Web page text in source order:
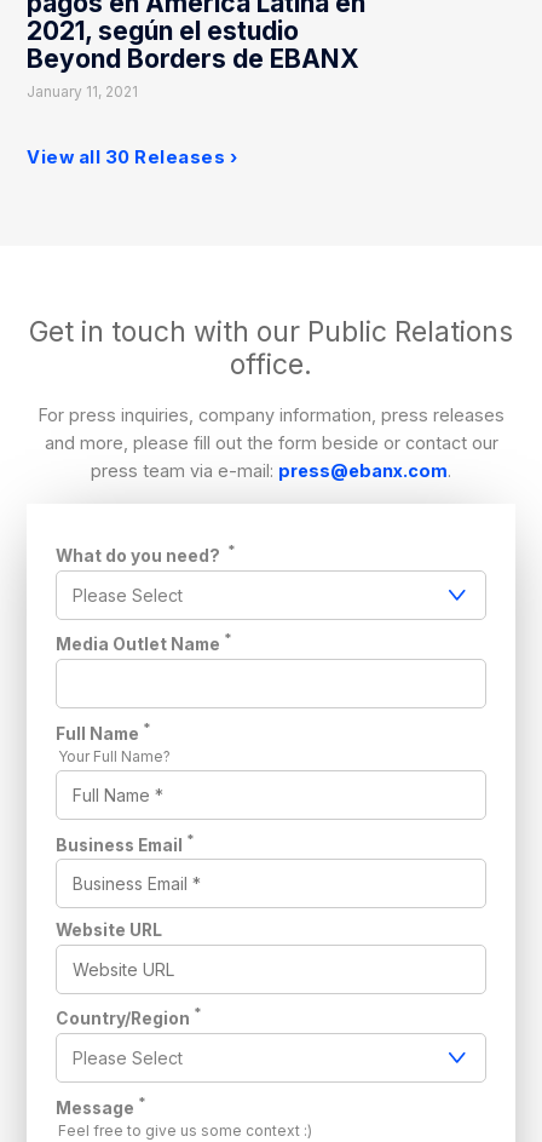
2021, según el estudio
Beyond Borders de EBANX
January 11, 2021
View all 30 Releases
Get in touch with our Public Relations
office.
For press inquiries, company information, press releases
and more, please fill out the form beside or contact our
press team via e-mail: press@ebanx.com.
What do you need? *
Media Outlet Name *
Full Name *
Your Full Name?
Business Email *
Website URL
Country/Region *
Message *
Feel free to give us some context :)